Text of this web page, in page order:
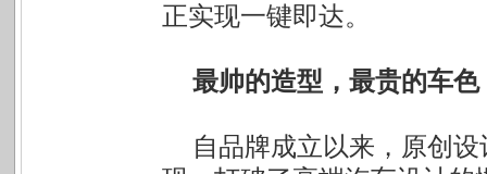
正实现一键即达。
最帅的造型，最贵的车
自品牌成立以来，原创